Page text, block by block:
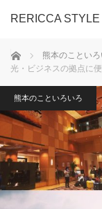
RERICCA STYLE
ホーム 熊本のこといろ
光・ビジネスの拠点に
熊本のこといろいろ